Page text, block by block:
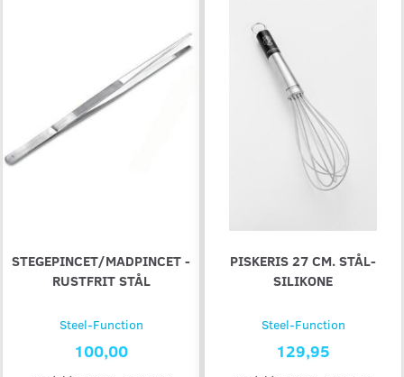
STEGEPINCET/MADPINCET -
RUSTFRIT STÅL
Steel-Function
100,00
PISKERIS 27 CM. STÅL-
SILIKONE
Steel-Function
129,95